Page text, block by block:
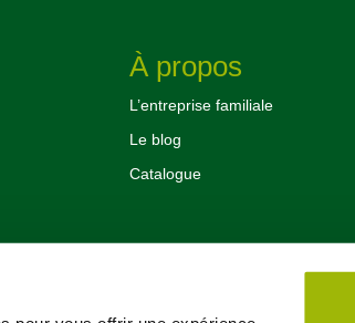
À propos
L’entreprise familiale
Le blog
Catalogue